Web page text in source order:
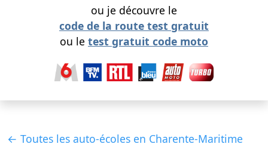
ou je découvre le
code de la route test gratuit
ou le test gratuit code moto
← Toutes les auto-écoles en Charente-Maritime